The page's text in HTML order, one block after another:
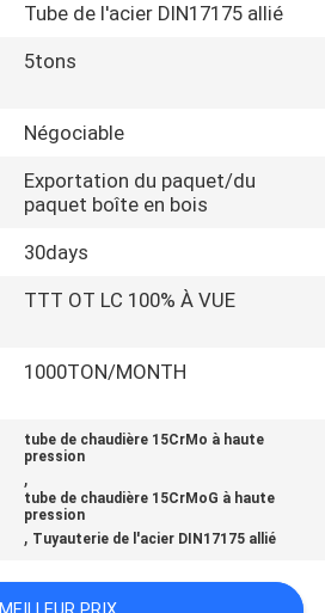
Tube de l'acier DIN17175 allié
5tons
Négociable
Exportation du paquet/du
paquet boîte en bois
30days
TTT OT LC 100% À VUE
1000TON/MONTH
tube de chaudière 15CrMo à haute
pression
,
tube de chaudière 15CrMoG à haute
pression
, Tuyauterie de l'acier DIN17175 allié